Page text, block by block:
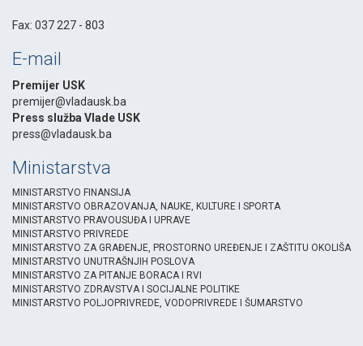
Fax: 037 227 - 803
E-mail
Premijer USK
premijer@vladausk.ba
Press služba Vlade USK
press@vladausk.ba
Ministarstva
MINISTARSTVO FINANSIJA
MINISTARSTVO OBRAZOVANJA, NAUKE, KULTURE I SPORTA
MINISTARSTVO PRAVOUSUĐA I UPRAVE
MINISTARSTVO PRIVREDE
MINISTARSTVO ZA GRAĐENJE, PROSTORNO UREĐENJE I ZAŠTITU OKOLIŠA
MINISTARSTVO UNUTRAŠNJIH POSLOVA
MINISTARSTVO ZA PITANJE BORACA I RVI
MINISTARSTVO ZDRAVSTVA I SOCIJALNE POLITIKE
MINISTARSTVO POLJOPRIVREDE, VODOPRIVREDE I ŠUMARSTVO